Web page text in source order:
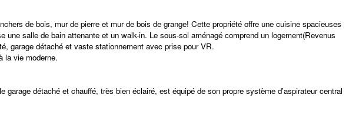
de bois, mur de pierre et mur de bois de grange! Cette propriété offre une cuisine spacieuses
salle de bain attenante et un walk-in. Le sous-sol aménagé comprend un logement(Revenus
garage détaché et vaste stationnement avec prise pour VR.
la vie moderne.
détaché et chauffé, très bien éclairé, est équipé de son propre système d'aspirateur central